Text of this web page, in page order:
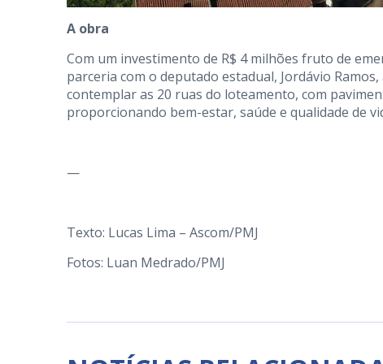
A obra
Com um investimento de R$ 4 milhões fruto de
parceria com o deputado estadual, Jordávio
contemplar as 20 ruas do loteamento, com
proporcionando bem-estar, saúde e qualidade de
—
Texto: Lucas Lima – Ascom/PMJ
Fotos: Luan Medrado/PMJ